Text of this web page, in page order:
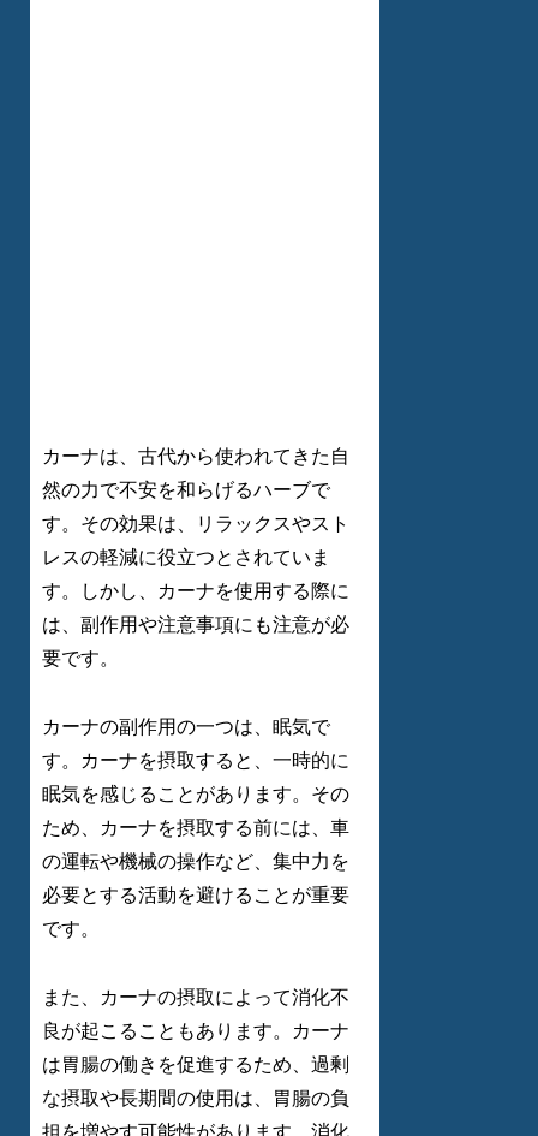
カーナは、古代から使われてきた自
然の力で不安を和らげるハーブで
す。その効果は、リラックスやスト
レスの軽減に役立つとされていま
す。しかし、カーナを使用する際に
は、副作用や注意事項にも注意が必
要です。
カーナの副作用の一つは、眠気で
す。カーナを摂取すると、一時的に
眠気を感じることがあります。その
ため、カーナを摂取する前には、車
の運転や機械の操作など、集中力を
必要とする活動を避けることが重要
です。
また、カーナの摂取によって消化不
良が起こることもあります。カーナ
は胃腸の働きを促進するため、過剰
な摂取や長期間の使用は、胃腸の負
担を増やす可能性があります。消化